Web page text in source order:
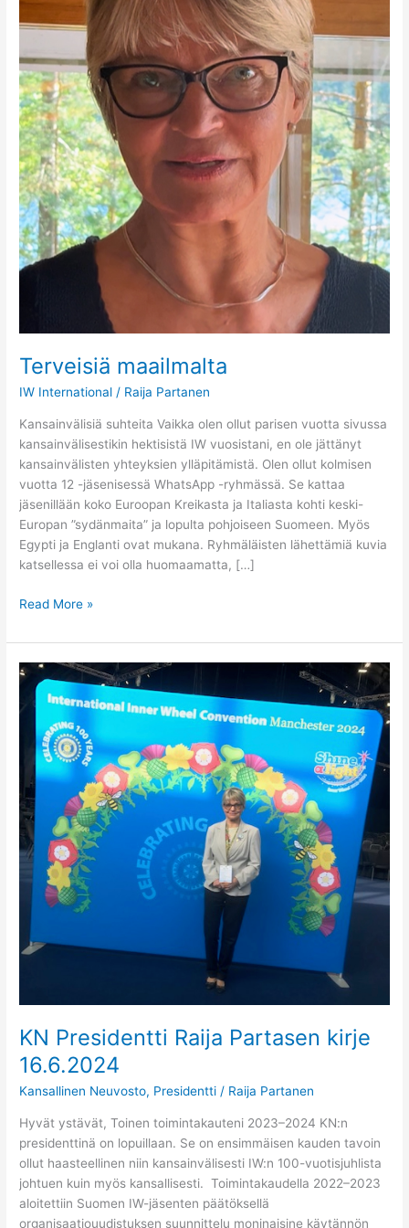
Terveisiä maailmalta
IW International / Raija Partanen
Kansainvälisiä suhteita Vaikka olen ollut parisen vuotta sivussa
kansainvälisestikin hektisistä IW vuosistani, en ole jättänyt
kansainvälisten yhteyksien ylläpitämistä. Olen ollut kolmisen
vuotta 12 -jäsenisessä WhatsApp -ryhmässä. Se kattaa
jäsenillään koko Euroopan Kreikasta ja Italiasta kohti keski-
Europan ”sydänmaita” ja lopulta pohjoiseen Suomeen. Myös
Egypti ja Englanti ovat mukana. Ryhmäläisten lähettämiä kuvia
katsellessa ei voi olla huomaamatta, […]
Read More »
KN Presidentti Raija Partasen kirje
16.6.2024
Kansallinen Neuvosto, Presidentti / Raija Partanen
Hyvät ystävät, Toinen toimintakauteni 2023–2024 KN:n
presidenttinä on lopuillaan. Se on ensimmäisen kauden tavoin
ollut haasteellinen niin kansainvälisesti IW:n 100-vuotisjuhlista
johtuen kuin myös kansallisesti. Toimintakaudella 2022–2023
aloitettiin Suomen IW-jäsenten päätöksellä
organisaatiouudistuksen suunnittelu moninaisine käytännön
KN
Presidentti
Raija
Partasen
kirje
16.6.2024